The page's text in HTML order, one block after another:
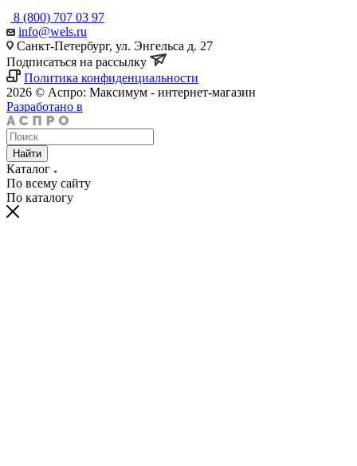
8 (800) 707 03 97
info@wels.ru
Санкт-Петербург, ул. Энгельса д. 27
Подписаться на рассылку
Политика конфиденциальности
2026 © Аспро: Максимум - интернет-магазин
Разработано в
Найти
Каталог
По всему сайту
По каталогу